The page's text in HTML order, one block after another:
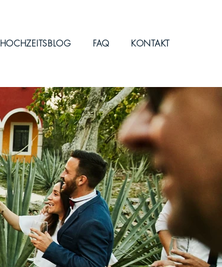
HOCHZEITSBLOG FAQ KONTAKT